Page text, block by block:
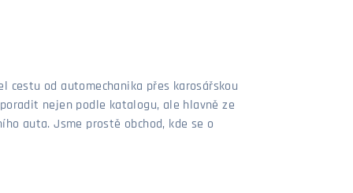
cestu od automechanika přes karosářskou
nejen podle katalogu, ale hlavně ze
auta. Jsme prostě obchod, kde se o